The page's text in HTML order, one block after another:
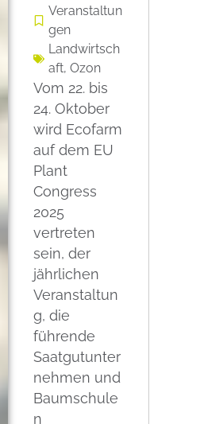
Veranstaltun
gen
Landwirtsch
aft,Ozon
Vom 22. bis
24. Oktober
wird Ecofarm
auf dem EU
Plant
Congress
2025
vertreten
sein, der
jährlichen
Veranstaltun
g, die
führende
Saatgutunter
nehmen und
Baumschule
n